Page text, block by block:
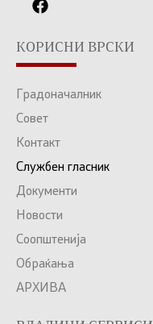
КОРИСНИ ВРСКИ
Градоначалник
Совет
Контакт
Службен гласник
Документи
Новости
Соопштенија
Обраќања
АРХИВА